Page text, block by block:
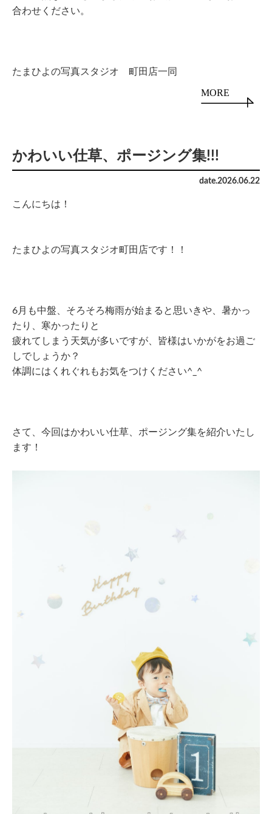
合わせください。
たまひよの写真スタジオ 町田店一同
MORE
かわいい仕草、ポージング集!!!
date.2026.06.22
こんにちは！
たまひよの写真スタジオ町田店です！！
6月も中盤、そろそろ梅雨が始まると思いきや、暑かっ
たり、寒かったりと
疲れてしまう天気が多いですが、皆様はいかがをお過ご
しでしょうか？
体調にはくれぐれもお気をつけください^_^
さて、今回はかわいい仕草、ポージング集を紹介いたし
ます！